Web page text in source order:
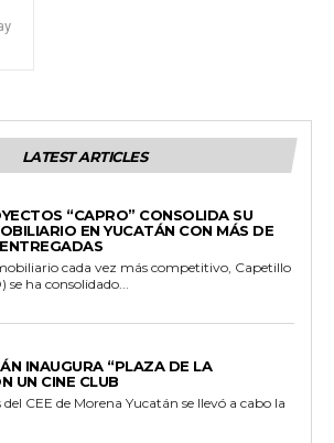
LATEST ARTICLES
“CAPRO” CONSOLIDA SU
EN YUCATÁN CON MÁS DE
cada vez más competitivo, Capetillo
ha consolidado...
INAUGURA “PLAZA DE LA
UN CINE CLUB
CEE de Morena Yucatán se llevó a cabo la